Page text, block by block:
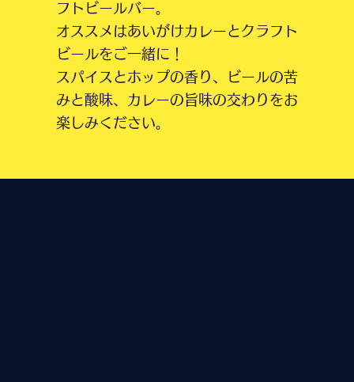
フトビールバー。
オススメはあいがけカレーとクラフト
ビールをご一緒に！
スパイスとホップの香り、ビールの苦
みと酸味、カレーの旨味の交わりをお
楽しみください。